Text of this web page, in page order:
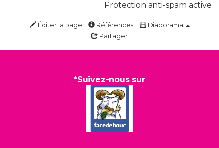
Protection anti-spam active
Éditer la page Références
Diaporama
Partager
*Suivez-nous sur